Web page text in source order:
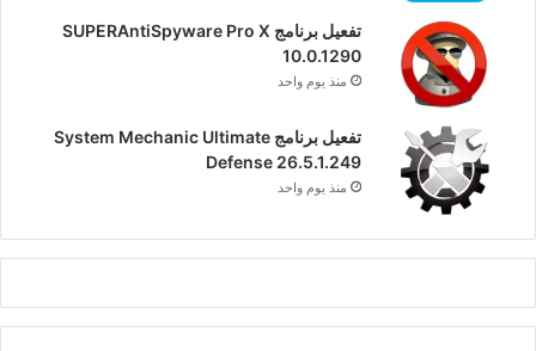
تفعيل برنامج SUPERAntiSpyware Pro X
10.0.1290
منذ يوم واحد
تفعيل برنامج System Mechanic Ultimate
Defense 26.5.1.249
منذ يوم واحد